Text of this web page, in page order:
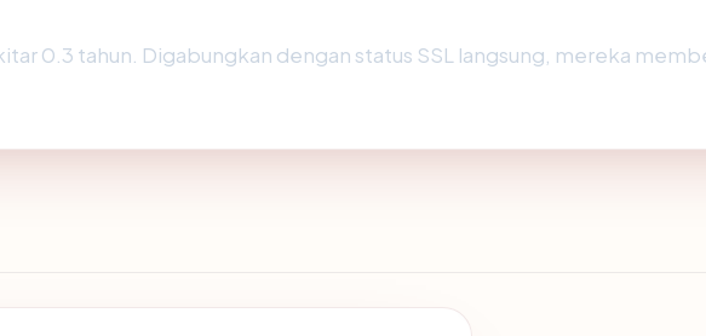
0.3 tahun. Digabungkan dengan status SSL langsung, mereka